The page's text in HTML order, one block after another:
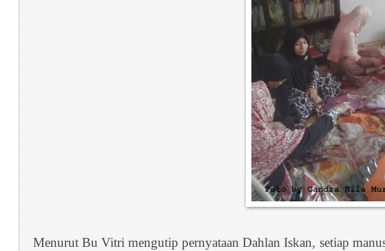
Menurut Bu Vitri mengutip pernyataan Dahlan Iskan, setiap